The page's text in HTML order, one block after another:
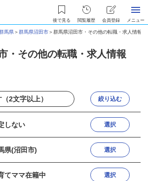
後で見る 閲覧履歴 会員登録 メニュー
馬県＞群馬県沼田市＞群馬県沼田市・その他の転職・求人情報
・その他の転職・求人情報
絞り込む
しない 選択
県(沼田市) 選択
てママ在籍中 選択